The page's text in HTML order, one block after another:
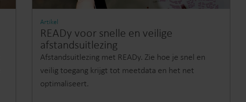
Artikel
READy voor snelle en veilige
afstandsuitlezing
Afstandsuitlezing met READy. Zie hoe je snel en
veilig toegang krijgt tot meetdata en het net
optimaliseert.